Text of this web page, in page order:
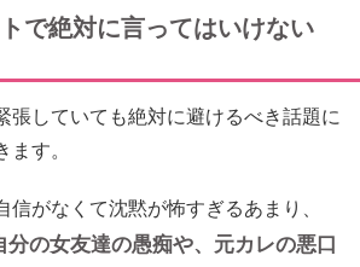
トで絶対に言ってはいけない
張していても絶対に避けるべき話題に
ます。
信がなくて沈黙が怖すぎるあまり、
分の女友達の愚痴や、元カレの悪口